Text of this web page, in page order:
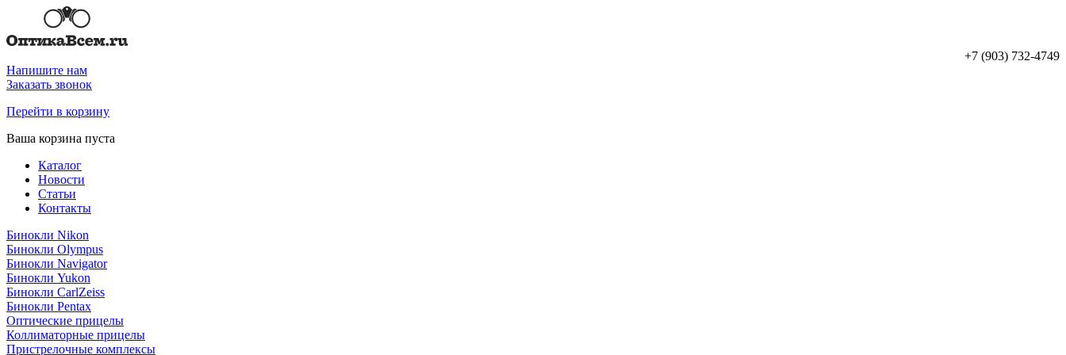
+7 (903) 732-4749
Напишите нам
Заказать звонок
Перейти в корзину
Ваша корзина пуста
Каталог
Новости
Статьи
Контакты
Бинокли Nikon
Бинокли Olympus
Бинокли Navigator
Бинокли Yukon
Бинокли CarlZeiss
Бинокли Pentax
Оптические прицелы
Коллиматорные прицелы
Пристрелочные комплексы